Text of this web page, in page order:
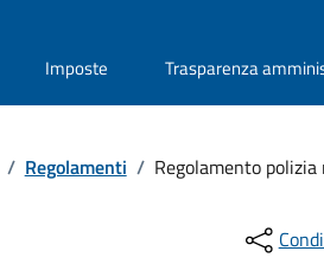
Imposte Trasparenza
/ Regolamenti / Regolamento